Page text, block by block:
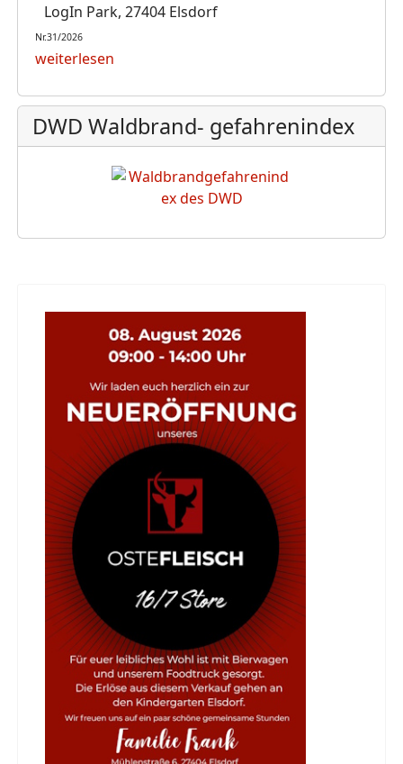
LogIn Park, 27404 Elsdorf
Nr.31/2026
weiterlesen
DWD Waldbrand- gefahrenindex